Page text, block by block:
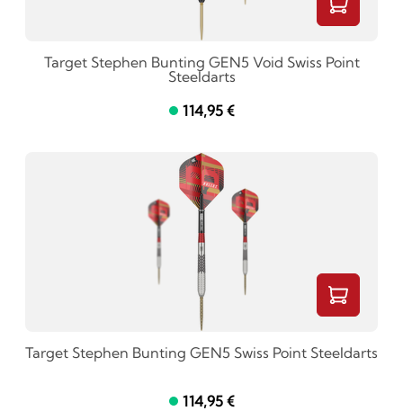
Target Stephen Bunting GEN5 Void Swiss Point
Steeldarts
114,95 €
Target Stephen Bunting GEN5 Swiss Point Steeldarts
114,95 €